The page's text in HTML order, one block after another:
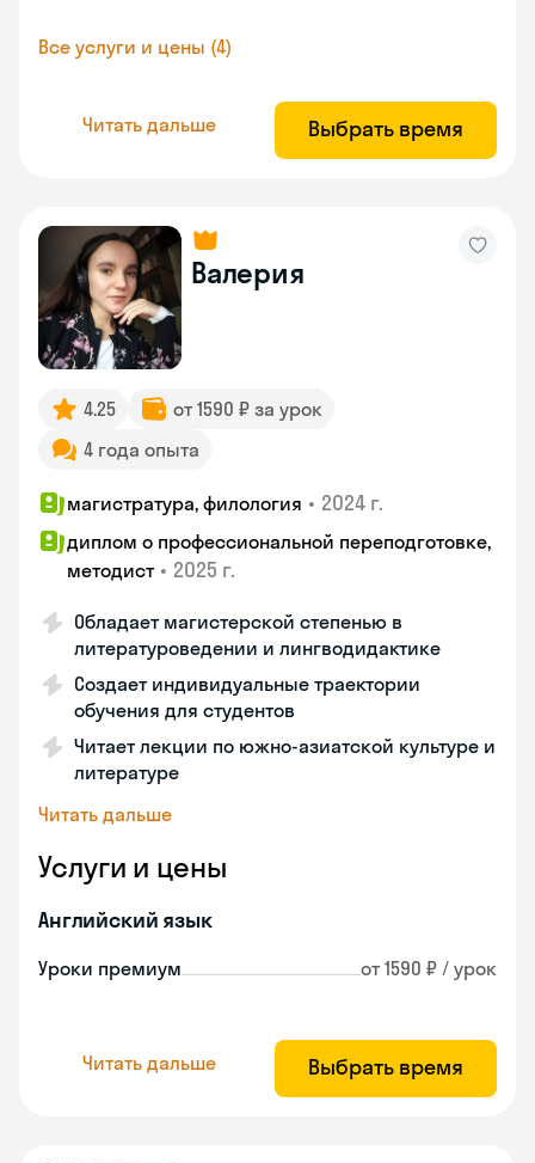
Все услуги и цены (4)
Читать дальше Выбрать время
Валерия
4.25
от 1590 ₽ за урок
4 года опыта
магистратура, филология • 2024 г.
диплом о профессиональной переподготовке,
методист • 2025 г.
Обладает магистерской степенью в
литературоведении и лингводидактике
Создает индивидуальные траектории
обучения для студентов
Читает лекции по южно-азиатской культуре и
литературе
Читать дальше
Услуги и цены
Английский язык
Уроки премиум от 1590 ₽ / урок
Читать дальше Выбрать время